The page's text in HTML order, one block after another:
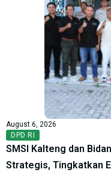
August 6, 2026
DPD RI
SMSI Kalteng dan
Strategis, Tingkatkan